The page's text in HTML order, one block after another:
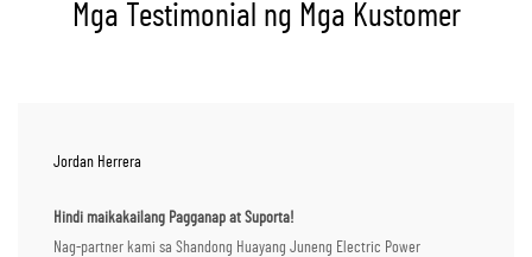
Mga Testimonial ng Mga Kustomer
Jordan Herrera
Hindi maikakailang Pagganap at Suporta!
Nag-partner kami sa Shandong Huayang Juneng Electric Power